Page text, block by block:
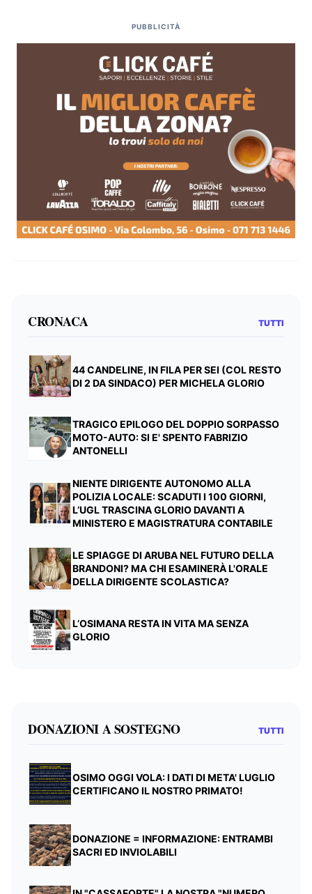
PUBBLICITÀ
CRONACA TUTTI
44 CANDELINE, IN FILA PER SEI (COL RESTO
DI 2 DA SINDACO) PER MICHELA GLORIO
TRAGICO EPILOGO DEL DOPPIO SORPASSO
MOTO-AUTO: SI E' SPENTO FABRIZIO
ANTONELLI
NIENTE DIRIGENTE AUTONOMO ALLA
POLIZIA LOCALE: SCADUTI I 100 GIORNI,
L’UGL TRASCINA GLORIO DAVANTI A
MINISTERO E MAGISTRATURA CONTABILE
LE SPIAGGE DI ARUBA NEL FUTURO DELLA
BRANDONI? MA CHI ESAMINERÀ L'ORALE
DELLA DIRIGENTE SCOLASTICA?
L’OSIMANA RESTA IN VITA MA SENZA
GLORIO
DONAZIONI A SOSTEGNO TUTTI
OSIMO OGGI VOLA: I DATI DI META' LUGLIO
CERTIFICANO IL NOSTRO PRIMATO!
DONAZIONE = INFORMAZIONE: ENTRAMBI
SACRI ED INVIOLABILI